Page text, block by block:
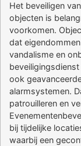
Het beveiligen
objecten is
voorkomen.
dat
vandalisme en
ook
alarmsystemen.
patrouilleren en
bij tijdelijke
waarbij een